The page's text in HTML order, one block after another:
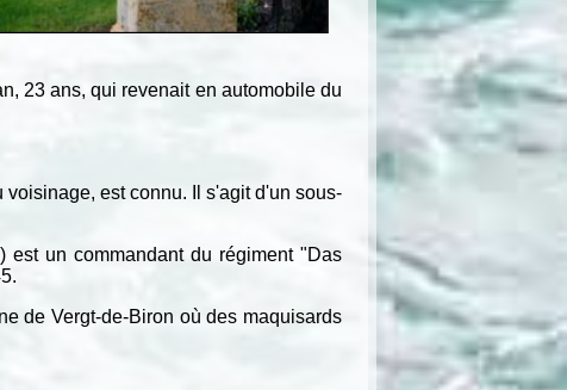
23 ans, qui revenait en automobile du
est connu. Il s'agit d'un sous-
est un commandant du régiment "Das
de Vergt-de-Biron où des maquisards